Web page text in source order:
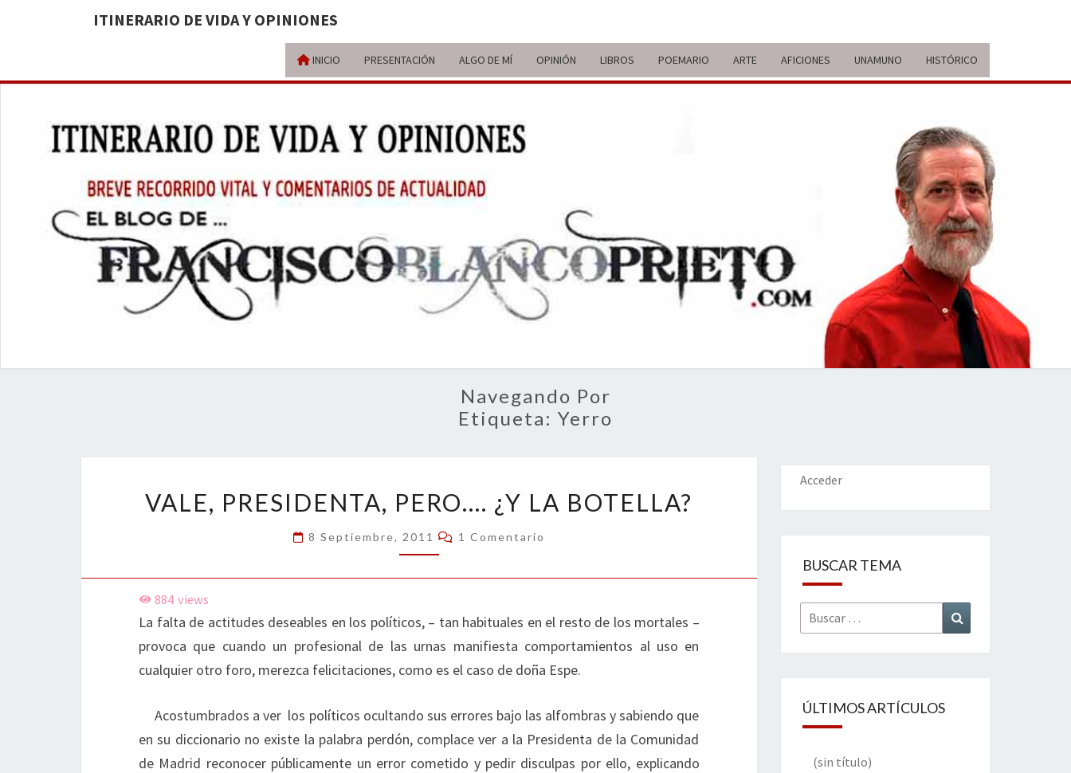
ITINERARIO DE VIDA Y OPINIONES
INICIO PRESENTACIÓN ALGO DE MÍ OPINIÓN LIBROS POEMARIO ARTE AFICIONES UNAMUNO HISTÓRICO
ITINERARIO
DE VIDA Y
OPINIONES
BREVE
RECORRIDO
VITAL Y
COMENTARIOS
ACTUALIDAD
Navegando Por
Etiqueta: Yerro
PRESIDENTA,
PERO….
¿Y
LA
VALE, PRESIDENTA, PERO…. ¿Y LA BOTELLA?
8 Septiembre, 2011 Comentarios
1 Comentario
884 views
La falta de actitudes deseables en los políticos, – tan habituales en el resto de los mortales –
provoca que cuando un profesional de las urnas manifiesta comportamientos al uso en
cualquier otro foro, merezca felicitaciones, como es el caso de doña Espe.
Acostumbrados a ver los políticos ocultando sus errores bajo las alfombras y sabiendo que
en su diccionario no existe la palabra perdón, complace ver a la Presidenta de la Comunidad
de Madrid reconocer públicamente un error cometido y pedir disculpas por ello, explicando
Acceder
BUSCAR TEMA
Buscar
por:
ÚLTIMOS ARTÍCULOS
(sin título)